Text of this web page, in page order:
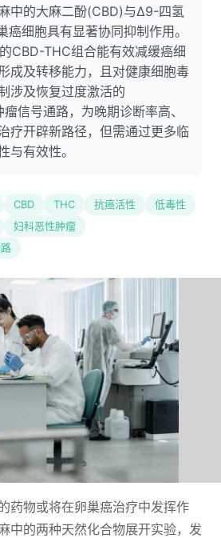
中的大麻二酚(CBD)与Δ9-四氢
细胞具有显著协同抑制作用。
CBD-THC组合能有效减缓癌细
成及转移能力，且对健康细胞毒
涉及恢复过度激活的
信号通路，为晚期诊断率高、
疗开辟新路径，但需通过更多临
与有效性。
CBD THC 抗癌活性
低毒性
妇科恶性肿瘤
药物或将在卵巢癌治疗中发挥作
中的两种天然化合物展开实验，发